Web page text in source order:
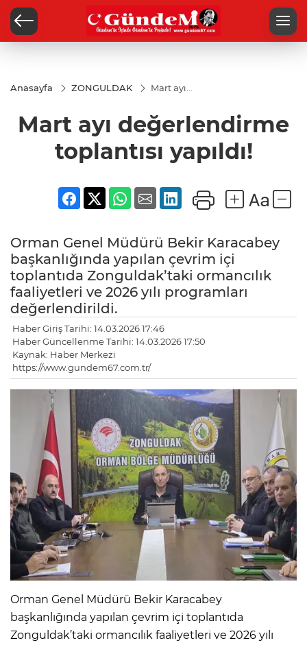
Anasayfa ZONGULDAK
Mart ayı
yapıldı!
Mart ayı değerlendirme
toplantısı yapıldı!
Orman Genel Müdürü Bekir Karacabey
başkanlığında yapılan çevrim içi
toplantıda Zonguldak’taki ormancılık
faaliyetleri ve 2026 yılı programları
değerlendirildi.
Haber Giriş Tarihi: 14.03.2026 17:46
Haber Güncellenme Tarihi: 14.03.2026 17:50
Kaynak: Haber Merkezi
https://www.gundem67.com.tr/
Orman Genel Müdürü Bekir Karacabey
başkanlığında yapılan çevrim içi toplantıda
Zonguldak’taki ormancılık faaliyetleri ve 2026 yılı